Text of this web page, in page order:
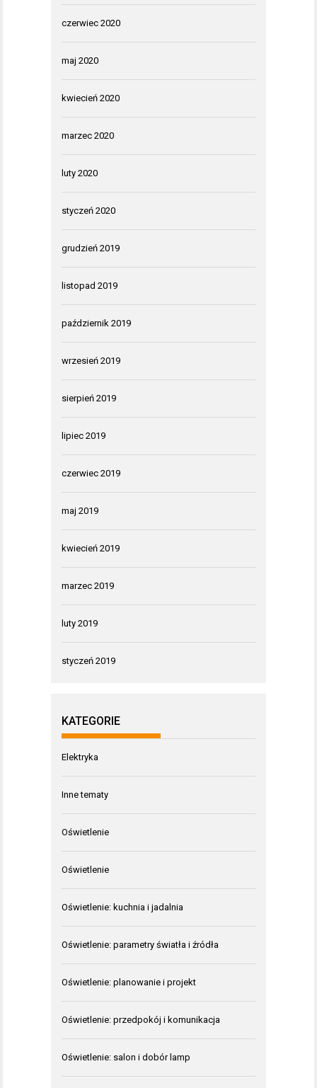
czerwiec 2020
maj 2020
kwiecień 2020
marzec 2020
luty 2020
styczeń 2020
grudzień 2019
listopad 2019
październik 2019
wrzesień 2019
sierpień 2019
lipiec 2019
czerwiec 2019
maj 2019
kwiecień 2019
marzec 2019
luty 2019
styczeń 2019
KATEGORIE
Elektryka
Inne tematy
Oświetlenie
Oświetlenie
Oświetlenie: kuchnia i jadalnia
Oświetlenie: parametry światła i źródła
Oświetlenie: planowanie i projekt
Oświetlenie: przedpokój i komunikacja
Oświetlenie: salon i dobór lamp